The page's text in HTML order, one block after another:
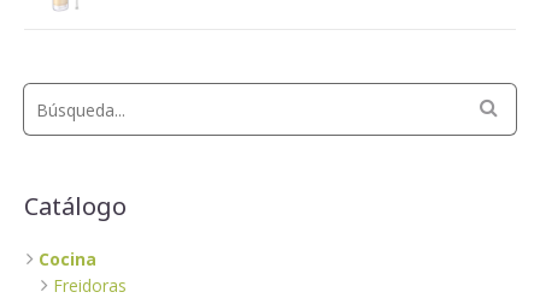
Catálogo
Cocina
Freidoras